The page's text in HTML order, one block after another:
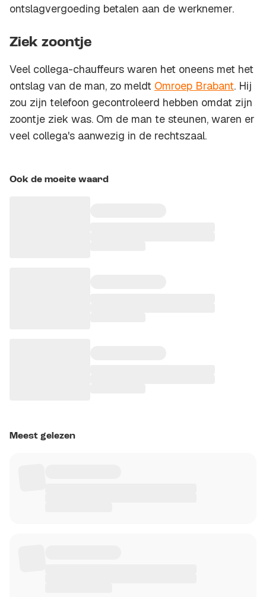
ontslagvergoeding betalen aan de werknemer.
Ziek zoontje
Veel collega-chauffeurs waren het oneens met het
ontslag van de man, zo meldt Omroep Brabant. Hij
zou zijn telefoon gecontroleerd hebben omdat zijn
zoontje ziek was. Om de man te steunen, waren er
veel collega's aanwezig in de rechtszaal.
Ook de moeite waard
Meest gelezen